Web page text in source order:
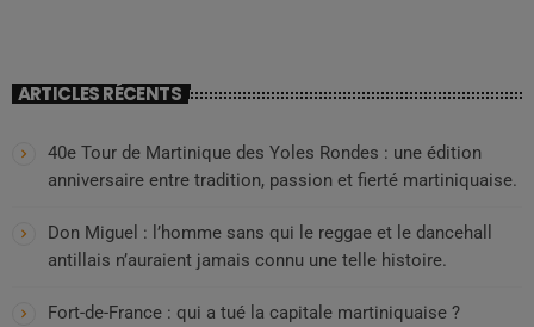
ARTICLES RÉCENTS
40e Tour de Martinique des Yoles Rondes : une édition
anniversaire entre tradition, passion et fierté martiniquaise.
Don Miguel : l’homme sans qui le reggae et le dancehall
antillais n’auraient jamais connu une telle histoire.
Fort-de-France : qui a tué la capitale martiniquaise ?